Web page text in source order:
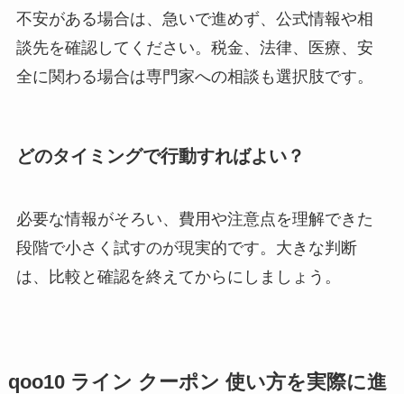
不安がある場合は、急いで進めず、公式情報や相
談先を確認してください。税金、法律、医療、安
全に関わる場合は専門家への相談も選択肢です。
どのタイミングで行動すればよい？
必要な情報がそろい、費用や注意点を理解できた
段階で小さく試すのが現実的です。大きな判断
は、比較と確認を終えてからにしましょう。
qoo10 ライン クーポン 使い方を実際に進